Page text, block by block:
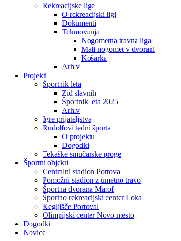
Rekreacijske lige
O rekreacijski ligi
Dokumenti
Tekmovanja
Nogometna travna liga
Mali nogomet v dvorani
Košarka
Arhiv
Projekti
Športnik leta
Zid slavnih
Športnik leta 2025
Arhiv
Igre prijateljstva
Rudolfovi tedni športa
O projektu
Dogodki
Tekaške smučarske proge
Športni objekti
Centralni stadion Portoval
Pomožni stadion z umetno travo
Športna dvorana Marof
Športno rekreacijski center Loka
Kegljišče Portoval
Olimpijski center Novo mesto
Dogodki
Novice